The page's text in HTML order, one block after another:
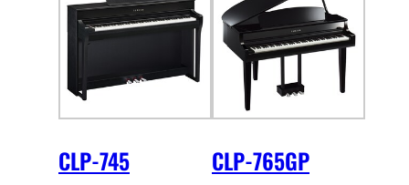
CLP-745 CLP-765GP